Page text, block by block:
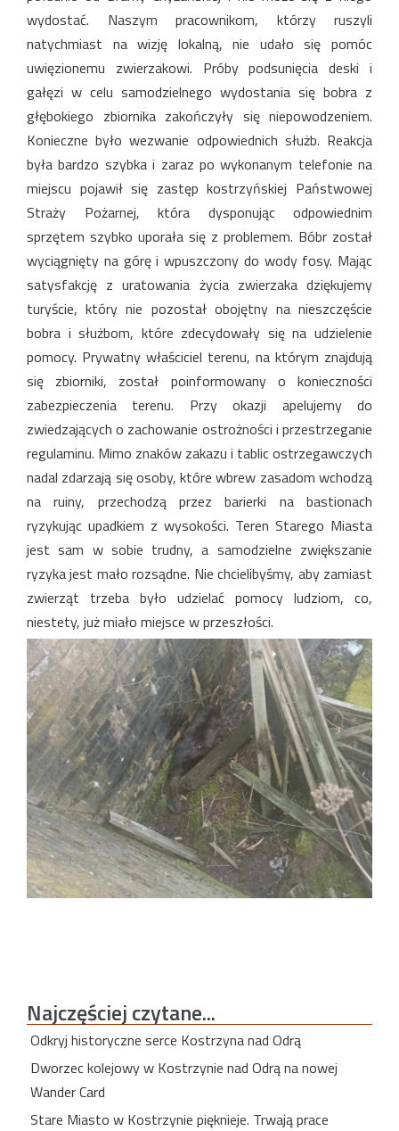
wydostać. Naszym pracownikom, którzy ruszyli
natychmiast na wizję lokalną, nie udało się pomóc
uwięzionemu zwierzakowi. Próby podsunięcia deski i
gałęzi w celu samodzielnego wydostania się bobra z
głębokiego zbiornika zakończyły się niepowodzeniem.
Konieczne było wezwanie odpowiednich służb. Reakcja
była bardzo szybka i zaraz po wykonanym telefonie na
miejscu pojawił się zastęp kostrzyńskiej Państwowej
Straży Pożarnej, która dysponując odpowiednim
sprzętem szybko uporała się z problemem. Bóbr został
wyciągnięty na górę i wpuszczony do wody fosy. Mając
satysfakcję z uratowania życia zwierzaka dziękujemy
turyście, który nie pozostał obojętny na nieszczęście
bobra i służbom, które zdecydowały się na udzielenie
pomocy. Prywatny właściciel terenu, na którym znajdują
się zbiorniki, został poinformowany o konieczności
zabezpieczenia terenu. Przy okazji apelujemy do
zwiedzających o zachowanie ostrożności i przestrzeganie
regulaminu. Mimo znaków zakazu i tablic ostrzegawczych
nadal zdarzają się osoby, które wbrew zasadom wchodzą
na ruiny, przechodzą przez barierki na bastionach
ryzykując upadkiem z wysokości. Teren Starego Miasta
jest sam w sobie trudny, a samodzielne zwiększanie
ryzyka jest mało rozsądne. Nie chcielibyśmy, aby zamiast
zwierząt trzeba było udzielać pomocy ludziom, co,
niestety, już miało miejsce w przeszłości.
Najczęściejczytane...
Odkryj historyczne serce Kostrzyna nad Odrą
Dworzec kolejowy w Kostrzynie nad Odrą na nowej
Wander Card
Stare Miasto w Kostrzynie pięknieje. Trwają prace